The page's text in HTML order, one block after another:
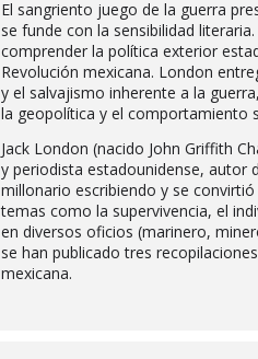
El sangriento juego de la guerra
se funde con la sensibilidad
comprender la política exterior
Revolución mexicana. London
y el salvajismo inherente a la
la geopolítica y el comportamiento
Jack London (nacido John Griffith
y periodista estadounidense, autor
millonario escribiendo y se
temas como la supervivencia, el
en diversos oficios (marinero,
se han publicado tres
mexicana.